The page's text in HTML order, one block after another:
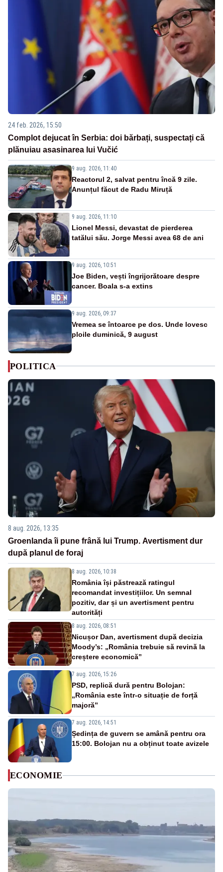
24 feb. 2026, 15:50
Complot dejucat în Serbia: doi bărbați, suspectați că
plănuiau asasinarea lui Vučić
9 aug. 2026, 11:40
Reactorul 2, salvat pentru încă 9 zile.
Anunțul făcut de Radu Miruță
9 aug. 2026, 11:10
Lionel Messi, devastat de pierderea
tatălui său. Jorge Messi avea 68 de ani
9 aug. 2026, 10:51
Joe Biden, vești îngrijorătoare despre
cancer. Boala s-a extins
9 aug. 2026, 09:37
Vremea se întoarce pe dos. Unde lovesc
ploile duminică, 9 august
POLITICA
8 aug. 2026, 13:35
Groenlanda îi pune frână lui Trump. Avertisment dur
după planul de foraj
8 aug. 2026, 10:38
România își păstrează ratingul
recomandat investițiilor. Un semnal
pozitiv, dar și un avertisment pentru
autorități
8 aug. 2026, 08:51
Nicușor Dan, avertisment după decizia
Moody’s: „România trebuie să revină la
creștere economică”
7 aug. 2026, 15:26
PSD, replică dură pentru Bolojan:
„România este într-o situație de forță
majoră”
7 aug. 2026, 14:51
Ședința de guvern se amână pentru ora
15:00. Bolojan nu a obținut toate avizele
ECONOMIE